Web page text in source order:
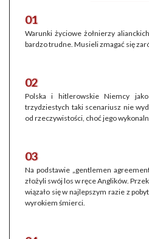
01
Warunki życiowe żołnierzy
bardzo trudne. Musieli zmagać się
02
Polska i hitlerowskie Niemcy
trzydziestych taki scenariusz nie
od rzeczywistości, choć jego
03
Na podstawie „gentlemen
złożyli swój los w ręce Anglików.
wiązało się w najlepszym razie z
wyrokiem śmierci.